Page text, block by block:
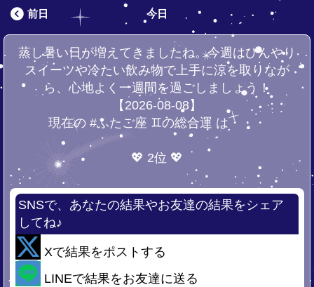
前日 今日
蒸し暑い日が増えてきましたね。今週はひんやり
スイーツや冷たい飲み物で上手に涼を取りなが
ら、心地よく一週間を過ごしましょう！
【2026-08-08】
現在の #ふたご座 ♊の総合運 は・・・
💖 2位 💖
SNSで、あなたの結果やお友達の結果をシェア
してね♪
Xで結果をポストする
LINEで結果をお友達に送る